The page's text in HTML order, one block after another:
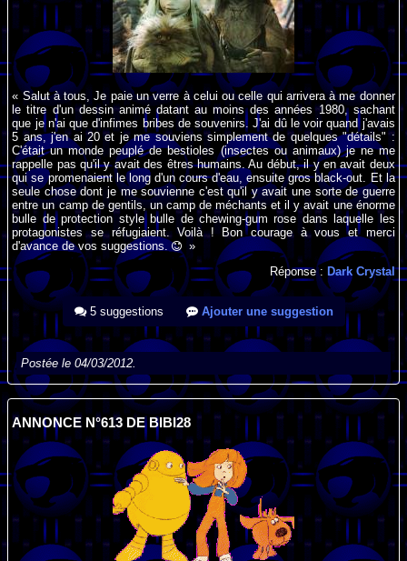
« Salut à tous, Je paie un verre à celui ou celle qui arrivera à me donner
le titre d'un dessin animé datant au moins des années 1980, sachant
que je n'ai que d'infimes bribes de souvenirs. J'ai dû le voir quand j'avais
5 ans, j'en ai 20 et je me souviens simplement de quelques "détails" :
C'était un monde peuplé de bestioles (insectes ou animaux) je ne me
rappelle pas qu'il y avait des êtres humains. Au début, il y en avait deux
qui se promenaient le long d'un cours d'eau, ensuite gros black-out. Et la
seule chose dont je me souvienne c'est qu'il y avait une sorte de guerre
entre un camp de gentils, un camp de méchants et il y avait une énorme
bulle de protection style bulle de chewing-gum rose dans laquelle les
protagonistes se réfugiaient. Voilà ! Bon courage à vous et merci
d'avance de vos suggestions.
»
Réponse : Dark Crystal
5 suggestions Ajouter une suggestion
Postée le 04/03/2012.
ANNONCE N°613 DE BIBI28